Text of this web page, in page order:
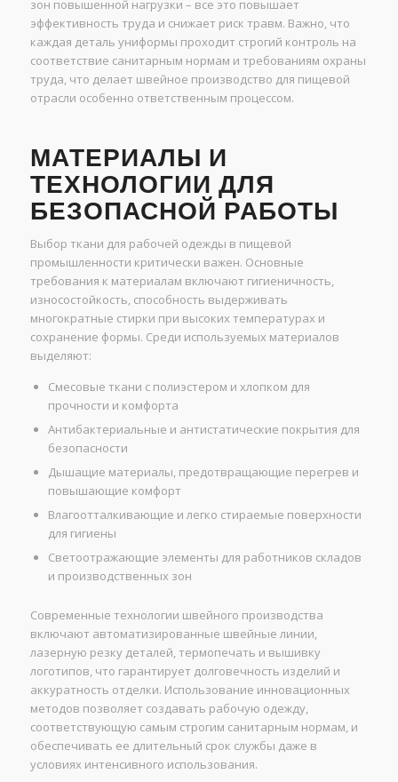
зон повышенной нагрузки – все это повышает
эффективность труда и снижает риск травм. Важно, что
каждая деталь униформы проходит строгий контроль на
соответствие санитарным нормам и требованиям охраны
труда, что делает швейное производство для пищевой
отрасли особенно ответственным процессом.
МАТЕРИАЛЫ И
ТЕХНОЛОГИИ ДЛЯ
БЕЗОПАСНОЙ РАБОТЫ
Выбор ткани для рабочей одежды в пищевой
промышленности критически важен. Основные
требования к материалам включают гигиеничность,
износостойкость, способность выдерживать
многократные стирки при высоких температурах и
сохранение формы. Среди используемых материалов
выделяют:
Смесовые ткани с полиэстером и хлопком для
прочности и комфорта
Антибактериальные и антистатические покрытия для
безопасности
Дышащие материалы, предотвращающие перегрев и
повышающие комфорт
Влагоотталкивающие и легко стираемые поверхности
для гигиены
Светоотражающие элементы для работников складов
и производственных зон
Современные технологии швейного производства
включают автоматизированные швейные линии,
лазерную резку деталей, термопечать и вышивку
логотипов, что гарантирует долговечность изделий и
аккуратность отделки. Использование инновационных
методов позволяет создавать рабочую одежду,
соответствующую самым строгим санитарным нормам, и
обеспечивать ее длительный срок службы даже в
условиях интенсивного использования.